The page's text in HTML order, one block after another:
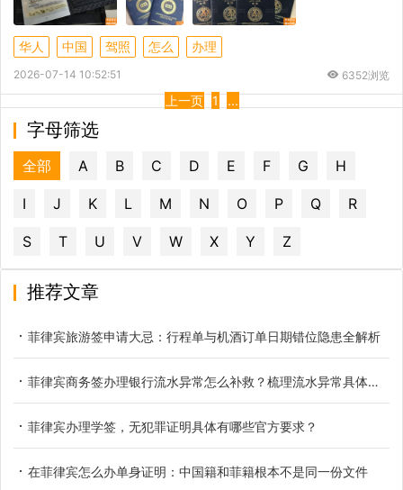
华人 中国 驾照 怎么 办理
2026-07-14 10:52:51 6352浏览
上一页 1 ...
字母筛选
全部 A B C D E F G H
I J K L M N O P Q R
S T U V W X Y Z
推荐文章
菲律宾旅游签申请大忌：行程单与机酒订单日期错位隐患全解析
菲律宾商务签办理银行流水异常怎么补救？梳理流水异常具体类型
菲律宾办理学签，无犯罪证明具体有哪些官方要求？
在菲律宾怎么办单身证明：中国籍和菲籍根本不是同一份文件